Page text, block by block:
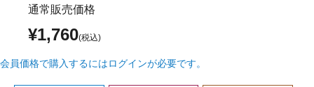
通常販売価格
¥1,760
会員価格で購入するにはログインが必要です。